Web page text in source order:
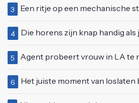
3 Een ritje op een mechanische stier is een
4 Die horens zijn knap handig als
5 Agent probeert vrouw in LA te redden
6 Het juiste moment van loslaten